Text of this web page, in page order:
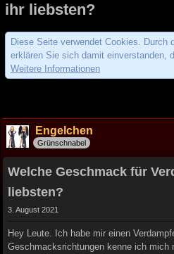
ihr liebsten?
Diese Seite verwendet Cookies. Durch
erklären Sie sich damit einverstanden,
Weitere Informationen
Engelchen
Grünschnabel
Welche Geschmack für
liebsten?
3. August 2021
Hey Leute. Ich habe mir einen
Geschmacksrichtungen kenne ich